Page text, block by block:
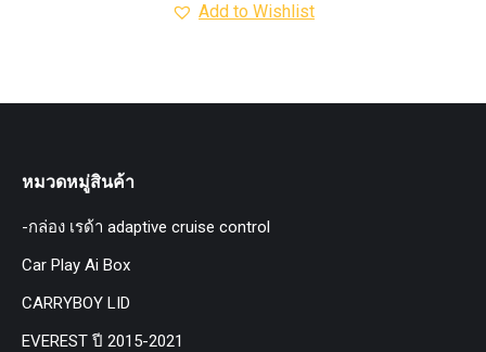
Add to Wishlist
หมวดหมู่สินค้า
-กล่อง เรด้า adaptive cruise control
Car Play Ai Box
CARRYBOY LID
EVEREST ปี 2015-2021